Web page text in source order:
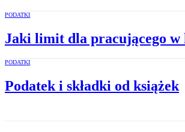
PODATKI
Jaki limit dla pracującego w
PODATKI
Podatek i składki od książek